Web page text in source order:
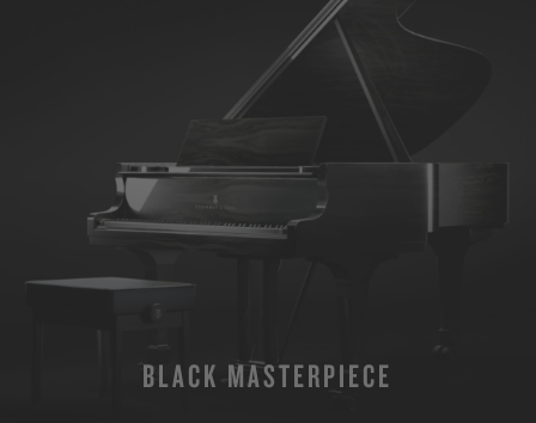
BLACK MASTERPIECE